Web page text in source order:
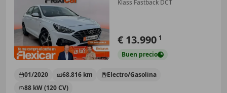
Klass Fastback DCT
€ 13.990 1
Buen precio
01/2020 68.816 km
Electro/Gasolina
88 kW (120 CV)